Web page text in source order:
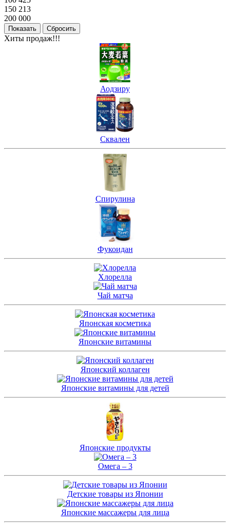
150 213
200 000
Хиты продаж!!!
Аодзиру
Сквален
Спирулина
Фукоидан
Хлорелла
Чай матча
Японская косметика
Японские витамины
Японский коллаген
Японские витамины для детей
Японские продукты
Омега – 3
Детские товары из Японии
Японские массажеры для лица